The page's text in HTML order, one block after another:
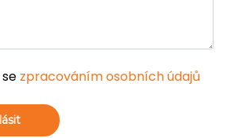
zpracováním osobních údajů